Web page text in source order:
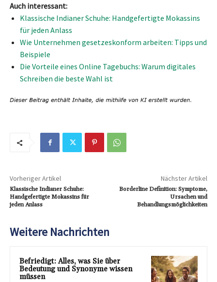
Auch interessant:
Klassische Indianer Schuhe: Handgefertigte Mokassins
für jeden Anlass
Wie Unternehmen gesetzeskonform arbeiten: Tipps und
Beispiele
Die Vorteile eines Online Tagebuchs: Warum digitales
Schreiben die beste Wahl ist
Vorheriger Artikel
Klassische Indianer Schuhe:
Handgefertigte Mokassins für
jeden Anlass
Nächster Artikel
Borderline Definition: Symptome,
Ursachen und
Behandlungsmöglichkeiten
Weitere Nachrichten
Befriedigt: Alles, was Sie über
Bedeutung und Synonyme wissen
müssen